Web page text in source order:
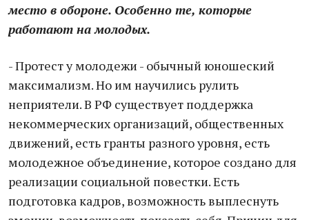
место в обороне. Особенно те, которые
работают на молодых.
- Протест у молодежи - обычный юношеский
максимализм. Но им научились рулить
неприятели. В РФ существует поддержка
некоммерческих организаций, общественных
движений, есть гранты разного уровня, есть
молодежное объединение, которое создано для
реализации социальной повестки. Есть
подготовка кадров, возможность выплеснуть